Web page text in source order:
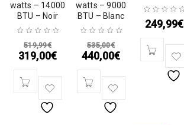
watts – 14000
BTU – Noir
519,99€
319,00€
watts – 9000
BTU – Blanc
535,00€
440,00€
249,99€